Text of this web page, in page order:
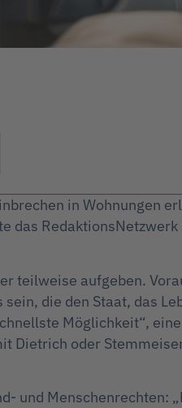
in Wohnungen
das
teilweise aufgeben.
die den Staat, das
Möglichkeit“,
Dietrich oder
und Menschenrechten: